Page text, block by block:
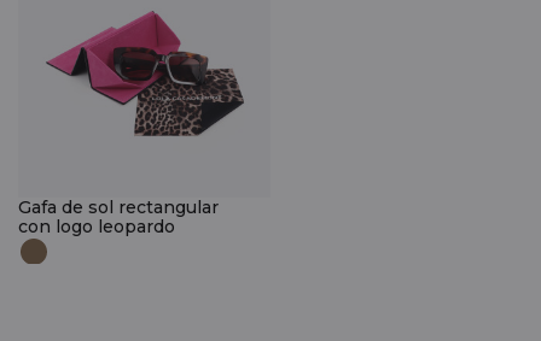
Gafa de sol rectangular
con logo leopardo